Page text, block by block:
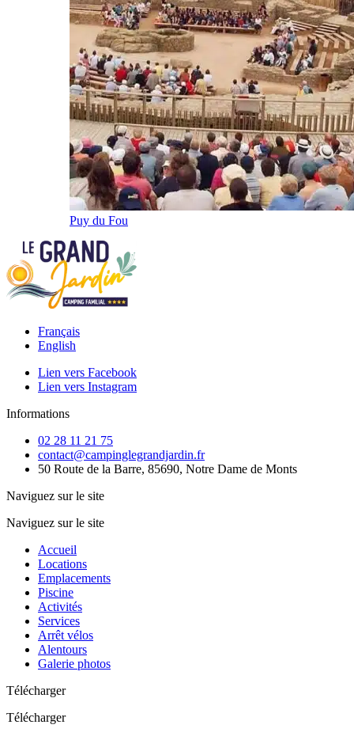
Puy du Fou
Français
English
Lien vers Facebook
Lien vers Instagram
Informations
02 28 11 21 75
contact@campinglegrandjardin.fr
50 Route de la Barre, 85690, Notre Dame de Monts
Naviguez sur le site
Naviguez sur le site
Accueil
Locations
Emplacements
Piscine
Activités
Services
Arrêt vélos
Alentours
Galerie photos
Télécharger
Télécharger